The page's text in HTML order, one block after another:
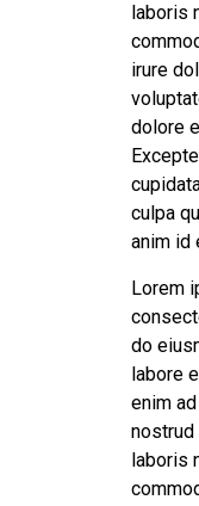
laboris
irure
dolore
culpa
anim id
Lorem
do
labore
enim
nostrud
laboris